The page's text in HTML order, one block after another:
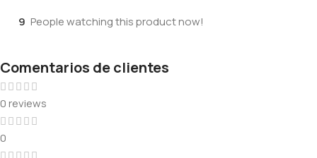
9 People watching this product now!
Comentarios de clientes
0 reviews
0